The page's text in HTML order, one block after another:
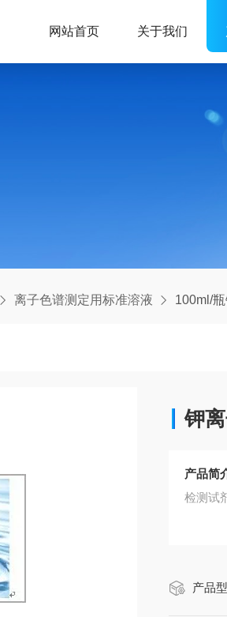
网站首页 关于我们
离子色谱测定用标准溶液 100ml/瓶钾离
钾
产品简
检测试
产品